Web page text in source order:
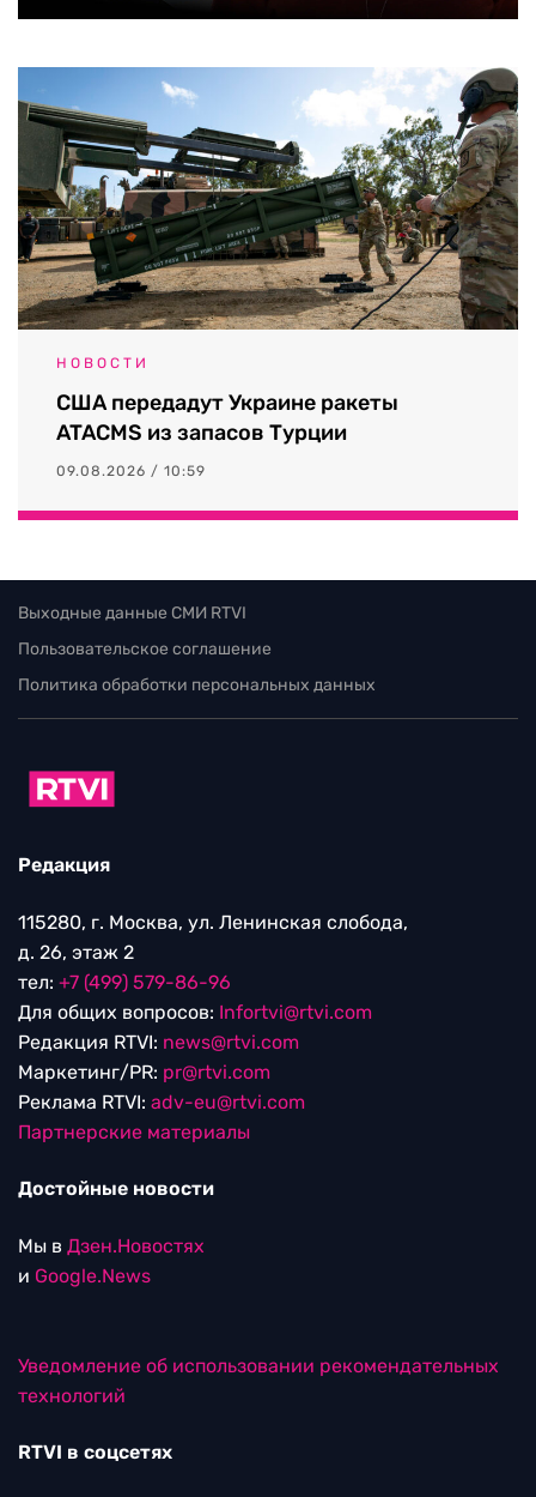
НОВОСТИ
США передадут Украине ракеты
ATACMS из запасов Турции
09.08.2026 / 10:59
Выходные данные СМИ RTVI
Пользовательское соглашение
Политика обработки персональных данных
Редакция
115280, г. Москва, ул. Ленинская слобода,
д. 26, этаж 2
тел: +7 (499) 579-86-96
Для общих вопросов: Infortvi@rtvi.com
Редакция RTVI: news@rtvi.com
Маркетинг/PR: pr@rtvi.com
Реклама RTVI: adv-eu@rtvi.com
Партнерские материалы
Достойные новости
Мы в Дзен.Новостях
и Google.News
Уведомление об использовании рекомендательных
технологий
RTVI в соцсетях